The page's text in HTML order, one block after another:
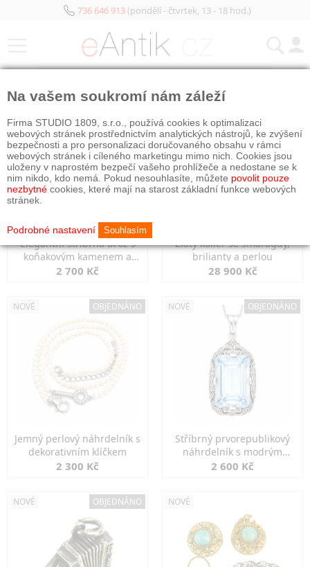
736 646 913(pondělí - čtvrtek, 13 - 18 hod.)
Elegantní stříbrná brož s
koňakovým kamenem a
markazity
2 700 Kč
Zlatý kolier se smaragdy,
brilianty a perlou
28 900 Kč
NOVÉ OBJEDNÁNO
Jemný perlový náhrdelník s
dekorativním klíčkem
2 300 Kč
NOVÉ OBJEDNÁNO
Stříbrný prvorepublikový
náhrdelník s modrým
spinelem
2 600 Kč
NOVÉ OBJEDNÁNO NOVÉ
Na vašem soukromí nám záleží
Firma STUDIO 1809, s.r.o., používá cookies k optimalizaci
webových stránek prostřednictvím analytických nástrojů, ke zvýšení
bezpečnosti a pro personalizaci doručovaného obsahu v rámci
webových stránek i cíleného marketingu mimo nich. Cookies jsou
uloženy v naprostém bezpečí vašeho prohlížeče a nedostane se k
nim nikdo, kdo nemá. Pokud nesouhlasíte, můžete povolit pouze
nezbytné cookies, které mají na starost základní funkce webových
stránek.
Podrobné nastavení Souhlasím